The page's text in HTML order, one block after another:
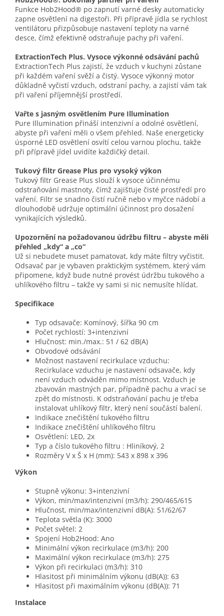
Funkce Hob2Hood® po zapnutí varné desky automaticky
zapne osvětlení na digestoři. Při přípravě jídla se rychlost
ventilátoru přizpůsobuje nastavení teploty na varné
desce, čímž efektivně odstraňuje pachy při vaření.
ExtractionTech Plus. Vysoce výkonné odsávání pachů
ExtractionTech Plus zajistí, že vzduch v kuchyni zůstane
při každém vaření svěží a čistý. Vysoce výkonný motor
důkladně vyčistí vzduch, odstraní pachy, a zajistí vám tak
při vaření příjemnější prostředí.
Vařte s jasným osvětlením Pure Illumination
Pure Illumination přináší intenzivní a odolné osvětlení,
abyste při vaření měli o všem přehled. Naše energeticky
úsporné LED osvětlení osvítí celou varnou plochu, takže
při přípravě jídel uvidíte každičký detail.
Tukový filtr Grease Plus pro vysoký výkon
Tukový filtr Grease Plus slouží k vysoce účinnému
odstraňování mastnoty, čímž zajišťuje čisté prostředí pro
vaření. Filtr se snadno čistí ručně nebo v myčce nádobí a
dlouhodobě udržuje optimální účinnost pro dosažení
vynikajících výsledků.
Upozornění na požadovanou údržbu filtru – abyste měli
přehled „kdy“ a „co“
Už si nebudete muset pamatovat, kdy máte filtry vyčistit.
Odsavač par je vybaven praktickým systémem, který vám
připomene, když bude nutné provést údržbu tukového a
uhlíkového filtru – takže vy sami si nic nemusíte hlídat.
Specifikace
Typ odsavače: Komínový, šířka 90 cm
Počet rychlostí: 3+intenzivní
Hlučnost: min./max.: 51 / 62 dB(A)
Obvodové odsávání
Možnost nastavení recirkulace vzduchu:
Recirkulace vzduchu je nastavení odsavače, kdy
není vzduch odváděn mimo místnost. Vzduch je
zbavován mastných par, případně pachu a vrací se
zpět do místnosti. K odstraňování pachu je třeba
instalovat uhlíkový filtr, který není součástí balení.
Indikace znečištění tukového filtru
Indikace znečištění uhlíkového filtru
Osvětlení: LED, 2x
Typ a číslo tukového filtru : Hliníkový, 2
Rozměry V x Š x H (mm): 543 x 898 x 396
Výkon
Stupně výkonu: 3+intenzivní
Výkon, min/max/intenzivní (m3/h): 290/465/615
Hlučnost, min/max/intenzivní dB(A): 51/62/67
Teplota světla (K): 3000
Počet světel: 2
Spojení Hob2Hood: Ano
Minimální výkon recirkulace (m3/h): 200
Maximální výkon recirkulace (m3/h): 275
Výkon při recirkulaci (m3/h): 310
Hlasitost při minimálním výkonu (dB(A)): 63
Hlasitost při maximálním výkonu (dB(A)): 71
Instalace